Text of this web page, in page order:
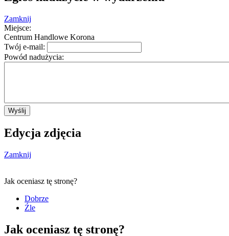
Zamknij
Miejsce:
Centrum Handlowe Korona
Twój e-mail:
Powód nadużycia:
Wyślij
Edycja zdjęcia
Zamknij
Jak oceniasz tę stronę?
Dobrze
Źle
Jak oceniasz tę stronę?